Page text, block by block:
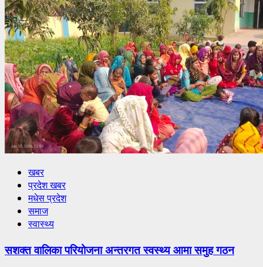
खबर
प्रदेश खबर
मधेस प्रदेश
समाज
स्वास्थ्य
सशक्त वालिका परियोजना अन्तरगत स्वस्थ्य आमा समुह गठन